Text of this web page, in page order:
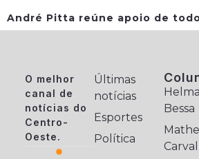
André Pitta reúne apoio de
O melhor
canal de
notícias do
Centro-
Oeste.
Últimas
notícias
Esportes
Política
Helma
Bessa